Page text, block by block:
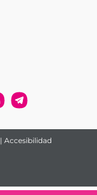
| Accesibilidad